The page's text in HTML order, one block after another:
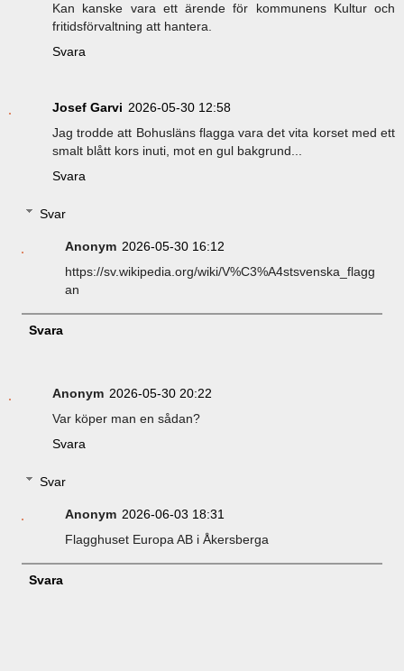
Kan kanske vara ett ärende för kommunens Kultur och
fritidsförvaltning att hantera.
Svara
Josef Garvi 2026-05-30 12:58
Jag trodde att Bohusläns flagga vara det vita korset med ett
smalt blått kors inuti, mot en gul bakgrund...
Svara
Svar
Anonym 2026-05-30 16:12
https://sv.wikipedia.org/wiki/V%C3%A4stsvenska_flagg
an
Svara
Anonym 2026-05-30 20:22
Var köper man en sådan?
Svara
Svar
Anonym 2026-06-03 18:31
Flagghuset Europa AB i Åkersberga
Svara